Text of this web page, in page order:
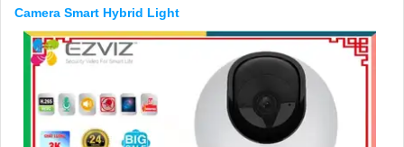
Camera Smart Hybrid Light